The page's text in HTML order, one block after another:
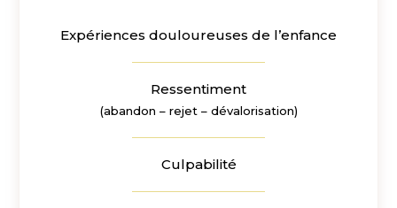
Expériences douloureuses de l’enfance
Ressentiment
(abandon – rejet – dévalorisation)
Culpabilité